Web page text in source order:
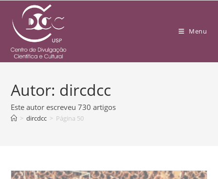
Menu
Autor: dircdcc
Este autor escreveu 730 artigos
> dircdcc > Página 50